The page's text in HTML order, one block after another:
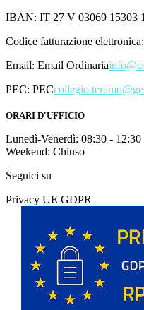
IBAN: IT 27 V 03069 15303
Codice fatturazione
Email: Email Ordinaria
PEC: PEC
ORARI D'UFFICIO
Lunedì-Venerdì: 08:30 - 12:30
Weekend: Chiuso
Seguici su
Privacy UE GDPR